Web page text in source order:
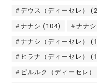
デウス（ディーセレ）
ナナシ (104) ナナシ
ナナシ（ディーセレ）
ヒラナ（ディーセレ）
ピルルク（ディーセレ）